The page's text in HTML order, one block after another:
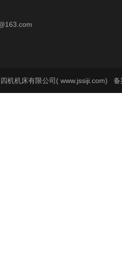
机机床有限公司( www.jssiji.com) 备